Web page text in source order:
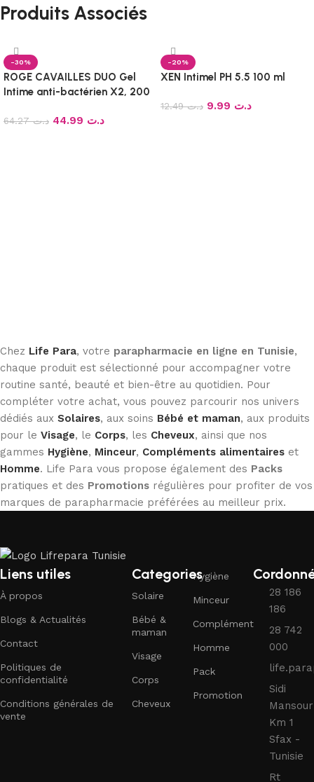
Produits Associés
-30%
ROGE CAVAILLES DUO Gel
Intime anti-bactérien X2, 200
د.ت64.27 د.ت
-20%
XEN Intimel PH 5.5 100 ml
د.ت12.49 د.ت
Chez Life Para, votre parapharmacie en ligne en Tunisie,
chaque produit est sélectionné pour accompagner votre
routine santé, beauté et bien-être au quotidien. Pour
compléter votre achat, vous pouvez parcourir nos univers
dédiés aux Solaires, aux soins Bébé et maman, aux produits
pour le Visage, le Corps, les Cheveux, ainsi que nos
gammes Hygiène, Minceur, Compléments alimentaires et
Homme. Life Para vous propose également des Packs
pratiques et des Promotions régulières pour profiter de vos
marques de parapharmacie préférées au meilleur prix.
Liens utiles
À propos
Blogs & Actualités
Contact
Politiques de
confidentialité
Conditions générales de
vente
Categories
Solaire
Bébé &
maman
Visage
Corps
Cheveux
Hygiène
Minceur
Complément
Homme
Pack
Promotion
28 186
186
28 742
000
Sidi
Mansour
Km 1
Sfax -
Tunisie
Rt